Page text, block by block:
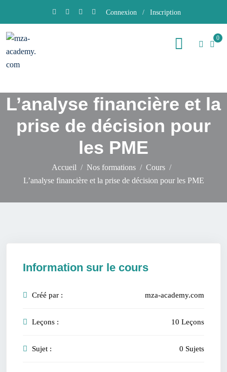
Connexion / Inscription
0
L’analyse financière et la
prise de décision pour
les PME
Accueil Nos formations
Cours
L’analyse financière et la prise de décision pour les PME
Information sur le cours
Créé par : mza-academy.com
Leçons : 10 Leçons
Sujet : 0 Sujets